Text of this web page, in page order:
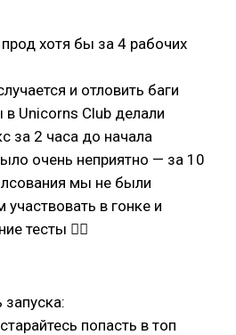
хотя бы за 4 рабочих
и отловить баги
Unicorns Club делали
за 2 часа до начала
очень неприятно — за 10
мы не были
в гонке и
тесты 🤦‍♀
попасть в топ